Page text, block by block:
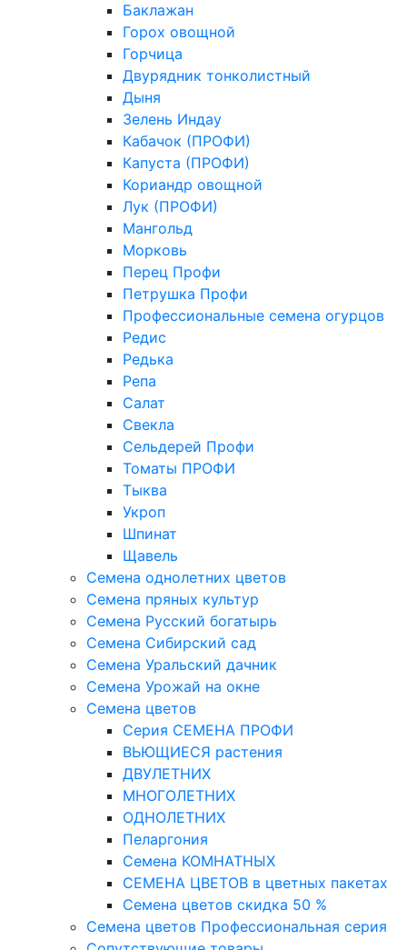
Баклажан
Горох овощной
Горчица
Двурядник тонколистный
Дыня
Зелень Индау
Кабачок (ПРОФИ)
Капуста (ПРОФИ)
Кориандр овощной
Лук (ПРОФИ)
Мангольд
Морковь
Перец Профи
Петрушка Профи
Профессиональные семена огурцов
Редис
Редька
Репа
Салат
Свекла
Сельдерей Профи
Томаты ПРОФИ
Тыква
Укроп
Шпинат
Щавель
Семена однолетних цветов
Семена пряных культур
Семена Русский богатырь
Семена Сибирский сад
Семена Уральский дачник
Семена Урожай на окне
Семена цветов
Cерия CЕМЕНА ПРОФИ
ВЬЮЩИЕСЯ растения
ДВУЛЕТНИХ
МНОГОЛЕТНИХ
ОДНОЛЕТНИХ
Пеларгония
Семена КОМНАТНЫХ
СЕМЕНА ЦВЕТОВ в цветных пакетах
Семена цветов скидка 50 %
Семена цветов Профессиональная серия